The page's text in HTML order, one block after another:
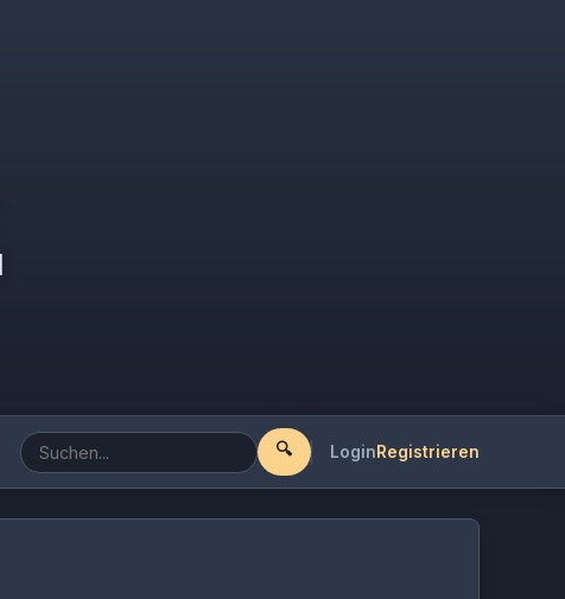
🔍 LoginRegistrieren